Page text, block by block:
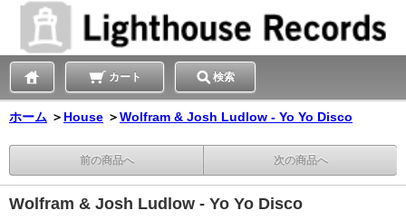
カート 検索
ホーム ＞ House ＞Wolfram & Josh Ludlow - Yo Yo Disco
前の商品へ 次の商品へ
Wolfram & Josh Ludlow - Yo Yo Disco